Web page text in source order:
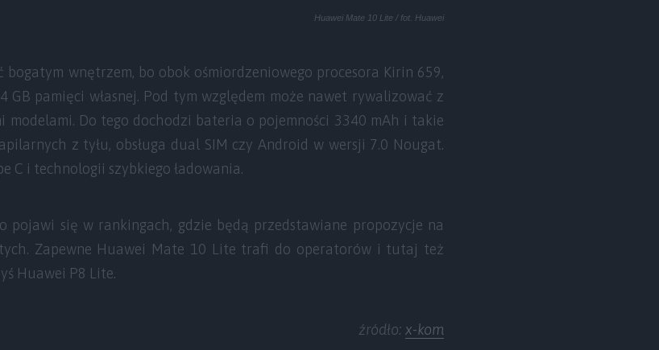
Huawei Mate 10 Lite / fot. Huawei
wnętrzem, bo obok ośmiordzeniowego procesora Kirin 659,
GB pamięci własnej. Pod tym względem może nawet rywalizować z
modelami. Do tego dochodzi bateria o pojemności 3340 mAh i takie
z tyłu, obsługa dual SIM czy Android w wersji 7.0 Nougat.
C i technologii szybkiego ładowania.
pojawi się w rankingach, gdzie będą przedstawiane propozycje na
Zapewne Huawei Mate 10 Lite trafi do operatorów i tutaj też
Huawei P8 Lite.
źródło: x-kom